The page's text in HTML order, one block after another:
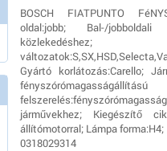
BOSCH FIATPUNTO
oldal:jobb; Bal-/
Gyártó korlátozás:Carello;
járművekhez; Kiegészítő
állítómotorral; Lámpa forma:H4;
0318029314